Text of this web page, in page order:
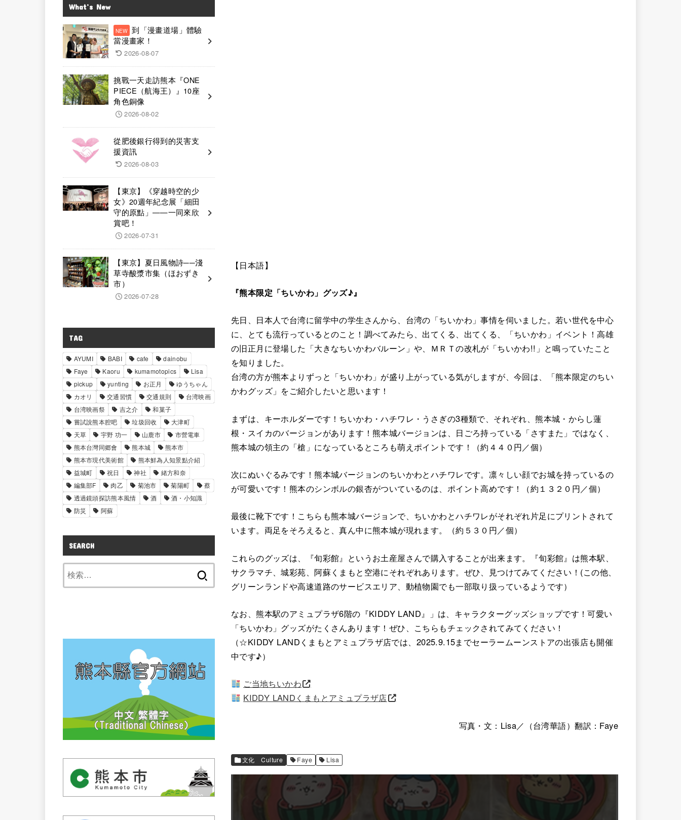
【日本語】
『熊本限定「ちいかわ」グッズ♪』
先日、日本人で台湾に留学中の学生さんから、台湾の「ちいかわ」事情を伺いました。若い世代を中心
に、とても流行っているとのこと！調べてみたら、出てくる、出てくる、「ちいかわ」イベント！高雄
の旧正月に登場した「大きなちいかわバルーン」や、ＭＲＴの改札が「ちいかわ!!」と鳴っていたこと
を知りました。
台湾の方が熊本よりずっと「ちいかわ」が盛り上がっている気がしますが、今回は、「熊本限定のちい
かわグッズ」をご紹介したいと思います！
まずは、キーホルダーです！ちいかわ・ハチワレ・うさぎの3種類で、それぞれ、熊本城・からし蓮
根・スイカのバージョンがあります！熊本城バージョンは、日ごろ持っている「さすまた」ではなく、
熊本城の領主の「槍」になっているところも萌えポイントです！（約４４０円／個）
次にぬいぐるみです！熊本城バージョンのちいかわとハチワレです。凛々しい顔でお城を持っているの
が可愛いです！熊本のシンボルの銀杏がついているのは、ポイント高めです！（約１３２０円／個）
最後に靴下です！こちらも熊本城バージョンで、ちいかわとハチワレがそれぞれ片足にプリントされて
います。両足をそろえると、真ん中に熊本城が現れます。（約５３０円／個）
これらのグッズは、『旬彩館』というお土産屋さんで購入することが出来ます。『旬彩館』は熊本駅、
サクラマチ、城彩苑、阿蘇くまもと空港にそれぞれあります。ぜひ、見つけてみてください！(この他、
グリーンランドや高速道路のサービスエリア、動植物園でも一部取り扱っているようです）
なお、熊本駅のアミュプラザ6階の『KIDDY LAND』」は、キャラクターグッズショップです！可愛い
「ちいかわ」グッズがたくさんあります！ぜひ、こちらもチェックされてみてください！
（☆KIDDY LANDくまもとアミュプラザ店では、2025.9.15までセーラームーンストアの出張店も開催
中です♪）
ご当地ちいかわ
KIDDY LANDくまもとアミュプラザ店
写真・文：Lisa／（台湾華語）翻訳：Faye
文化 Culture Faye Lisa
What’s New
到「漫畫道場」體驗
當漫畫家！
2026-08-07
挑戰一天走訪熊本『ONE
PIECE（航海王）』10座
角色銅像
2026-08-02
從肥後銀行得到的災害支
援資訊
2026-08-03
【東京】《穿越時空的少
女》20週年紀念展「細田
守的原點」——一同來欣
賞吧！
2026-07-31
【東京】夏日風物詩──淺
草寺酸漿市集（ほおずき
市）
2026-07-28
TAG
AYUMI BABI cafe
dainobu
Faye
Kaoru kumamotopics
Lisa
pickup
yunting お正月
ゆうちゃん
カオリ
交通習慣 交通規則
台湾映画
台湾映画祭
吉之介
和菓子
嘗試說熊本腔吧
垃圾回收
大津町
天草
宇野 功一 山鹿市
市營電車
熊本台灣同郷會
熊本城
熊本市
熊本市現代美術館
熊本鮮為人知景點介紹
益城町
祝日 神社
緒方和奈
編集部F
肉乙 菊池市 菊陽町
蔡
透過鏡頭探訪熊本風情
酒
酒・小知識
防災
阿蘇
SEARCH